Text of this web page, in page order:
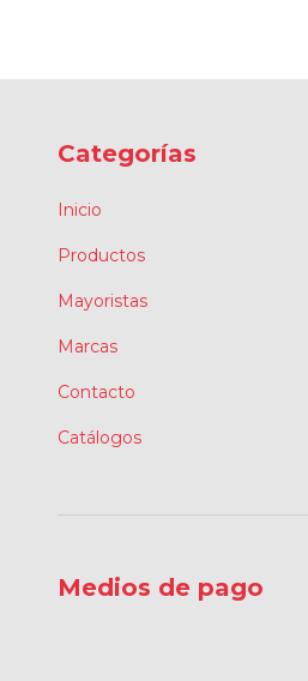
Categorías
Inicio
Productos
Mayoristas
Marcas
Contacto
Catálogos
Medios de pago